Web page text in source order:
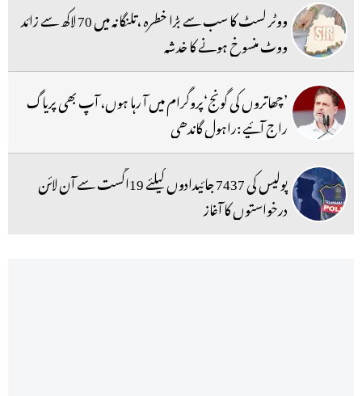
ووٹر لسٹ کا سب سے بڑا خطرہ ،تلنگانہ میں 70 لاکھ سے زائد
ووٹ منسوخ ہونے کا خدشہ
’چھاتروں کی گونج‘پروگرام میں آ رہا ہوں، آپ بھی پریاگ
راج آئیے :راہول گاندھی
پولیس کی 7437 جائیدادوں کیلئے 19اگست سے آن لائن
درخواستوں کا آغاز